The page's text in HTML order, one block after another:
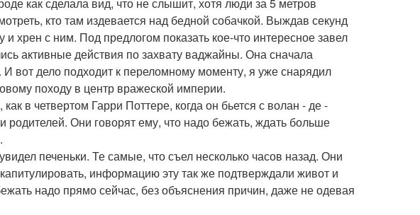
кто там издевается над бедной собачкой. Выждав секунд
и хрен с ним. Под предлогом показать кое-что интересное завел
активные действия по захвату ваджайны. Она сначала
вот дело подходит к переломному моменту, я уже снарядил
походу в центр вражеской империи.
в четвертом Гарри Поттере, когда он бьется с волан - де -
родителей. Они говорят ему, что надо бежать, ждать больше
печеньки. Те самые, что съел несколько часов назад. Они
информацию эту так же подтверждали живот и
надо прямо сейчас, без объяснения причин, даже не одевая